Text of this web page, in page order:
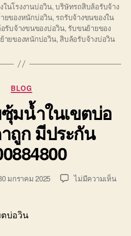
นโรงงานบ่อวิน,บริษัทรถสิบล้อรับจ้าง
ยของหนักบ่อวิน, รถรับจ้างขนของใน
รับจ้างขนของบ่อวิน, รับขนย้ายของ
ายของหนักบ่อวิน, สิบล้อรับจ้างบ่อวิน
Categories
BLOG
มน้ำในเขตบ่อ
ถูก มีประกัน
มกราคม 2025 ไม่มีความเห็นบน
บ่อวิน